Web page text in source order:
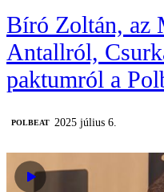
Bíró Zoltán, az
Antallról,
paktumról a
‎POLBEAT 2025 július 6.